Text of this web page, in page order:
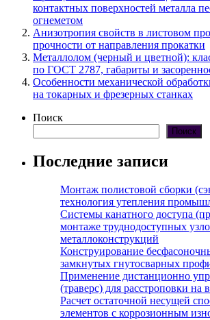
контактных поверхностей металла
огнеметом
Анизотропия свойств в листовом
прочности от направления прокатки
Металлолом (черный и цветной):
по ГОСТ 2787, габариты и
Особенности механической
на токарных и фрезерных станках
Поиск
Поиск
Последние записи
Монтаж полистовой сборки
технология утепления
Системы канатного доступа
монтаже труднодоступных
металлоконструкций
Конструирование
замкнутых гнутосварных
Применение дистанционно
(траверс) для расстроповки на
Расчет остаточной несущей
элементов с коррозионным